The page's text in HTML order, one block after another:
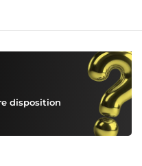
disposition